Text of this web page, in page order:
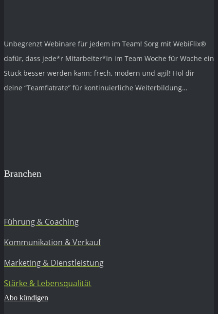
Unbegrenzt Webinare für jedem im Team! Sorg mit WebiFlix®
dafür, dass jede*r Mitarbeiter*in im Team Woche für Woche ein
Stück besser werden kann: frech, modern und agil! Hol dir
deine “Teamflatrate” für kontinuierliche Weiterbildung…
Branchen
Führung & Coaching
Kommunikation & Verkauf
Marketing & Dienstleistung
Stärke & Lebensqualität
Abo kündigen